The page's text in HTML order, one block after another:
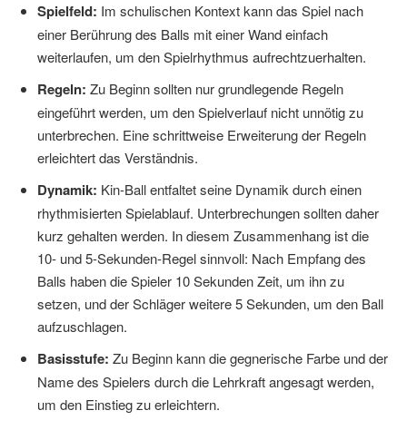
Spielfeld: Im schulischen Kontext kann das Spiel nach
einer Berührung des Balls mit einer Wand einfach
weiterlaufen, um den Spielrhythmus aufrechtzuerhalten.
Regeln: Zu Beginn sollten nur grundlegende Regeln
eingeführt werden, um den Spielverlauf nicht unnötig zu
unterbrechen. Eine schrittweise Erweiterung der Regeln
erleichtert das Verständnis.
Dynamik: Kin-Ball entfaltet seine Dynamik durch einen
rhythmisierten Spielablauf. Unterbrechungen sollten daher
kurz gehalten werden. In diesem Zusammenhang ist die
10- und 5-Sekunden-Regel sinnvoll: Nach Empfang des
Balls haben die Spieler 10 Sekunden Zeit, um ihn zu
setzen, und der Schläger weitere 5 Sekunden, um den Ball
aufzuschlagen.
Basisstufe: Zu Beginn kann die gegnerische Farbe und der
Name des Spielers durch die Lehrkraft angesagt werden,
um den Einstieg zu erleichtern.